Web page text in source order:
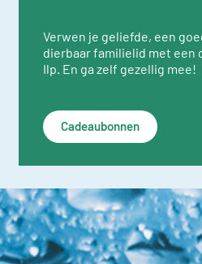
Verwen je geliefde, een
dierbaar familielid met een
Ilp. En ga zelf gezellig mee!
Cadeaubonnen